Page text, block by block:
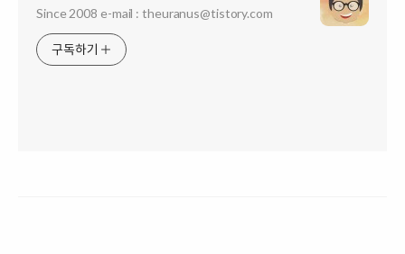
Since 2008 e-mail : theuranus@tistory.com
구독하기